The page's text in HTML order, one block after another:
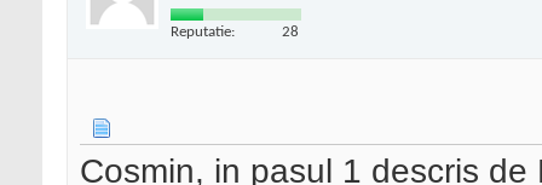
Reputatie: 28
Cosmin, in pasul 1 descris